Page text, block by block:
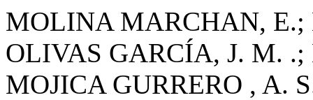
MOLINA MARCHAN, E.;
OLIVAS GARCÍA, J. M.
MOJICA GURRERO , A.